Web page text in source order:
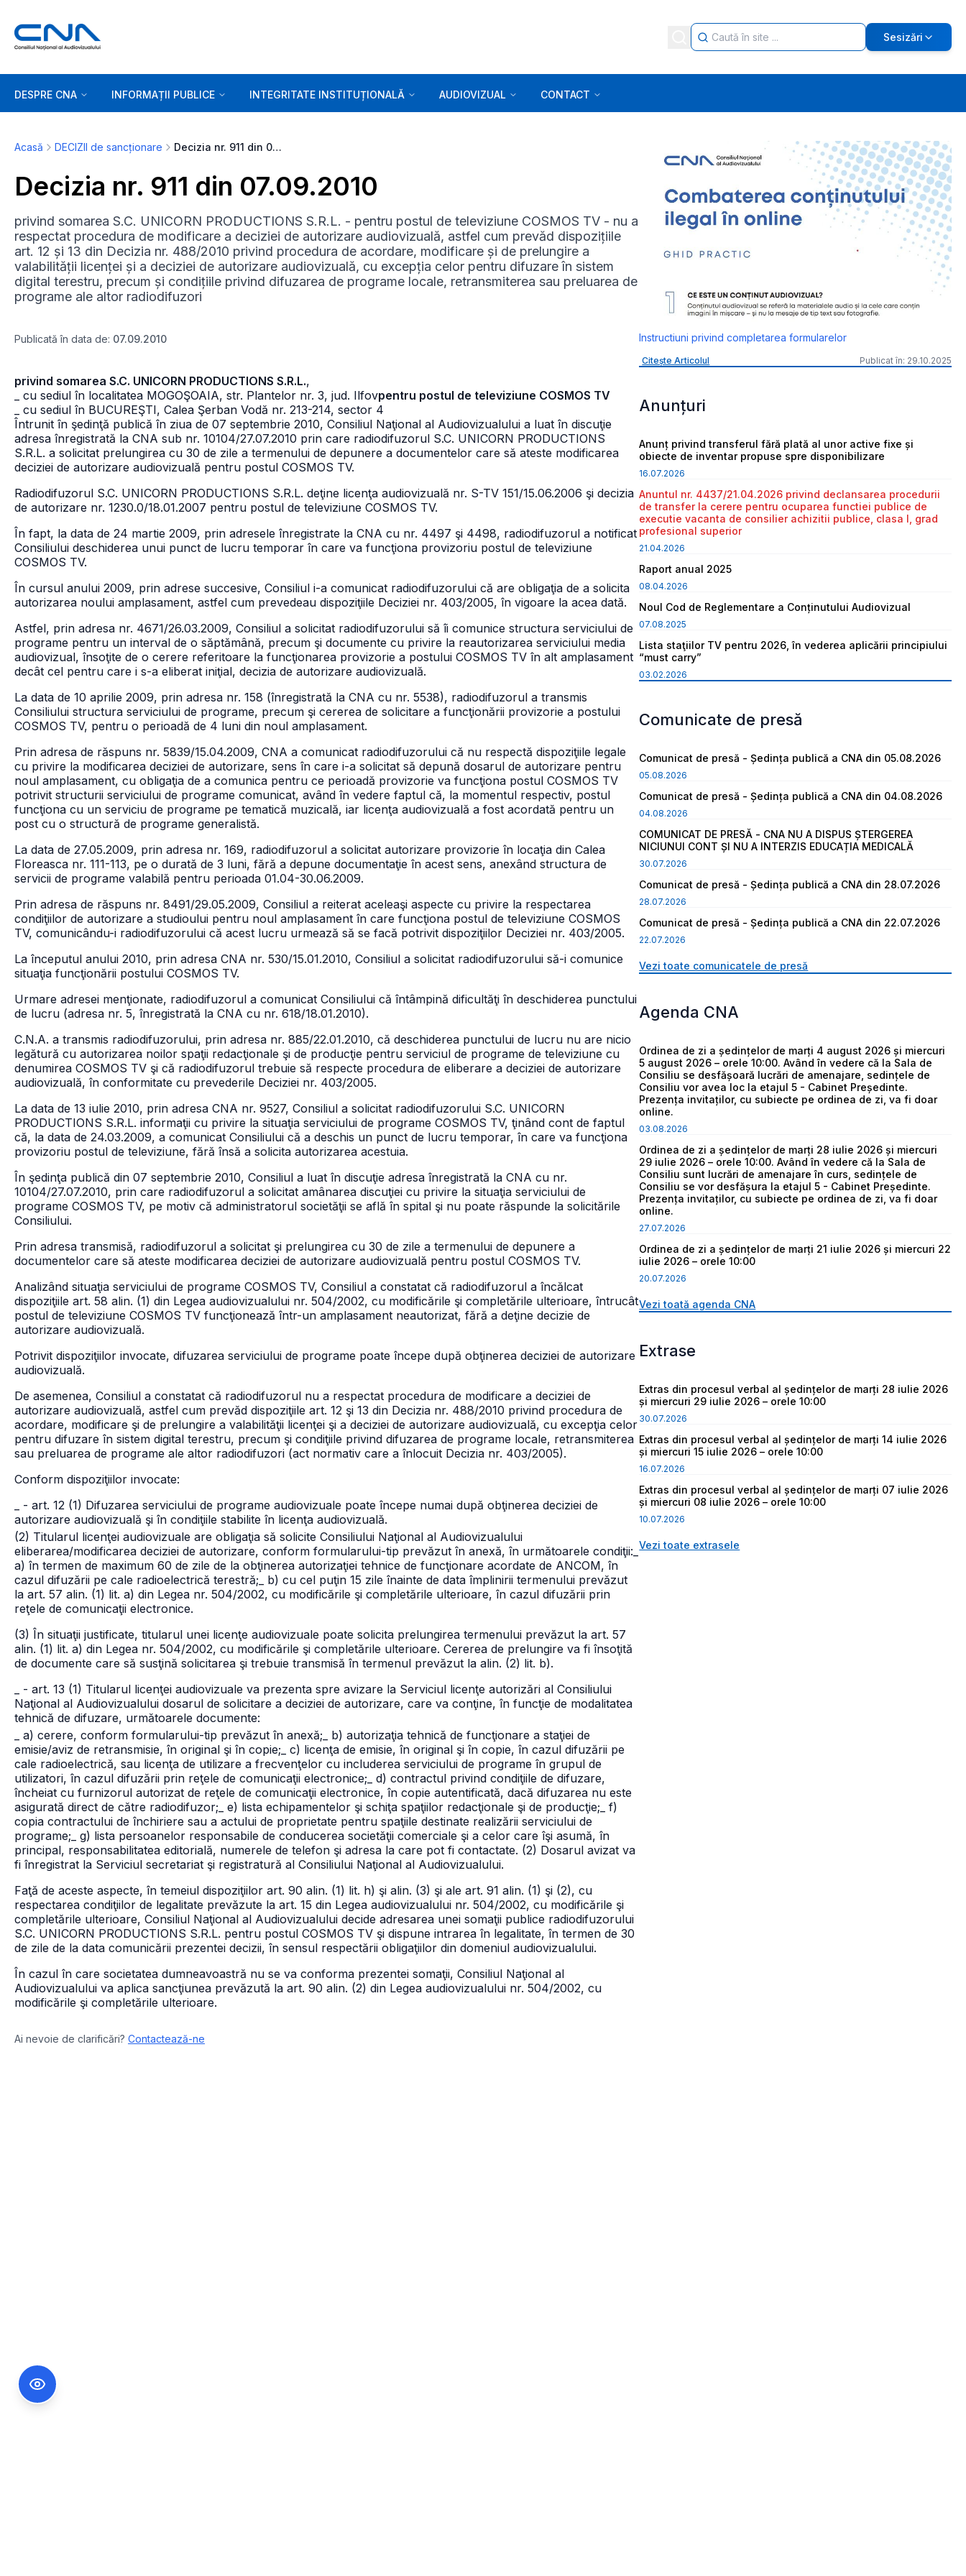
Sesizări
DESPRE CNA INFORMAȚII PUBLICE INTEGRITATE INSTITUȚIONALĂ AUDIOVIZUAL CONTACT
Acasă DECIZII de sancționare Decizia nr. 911 din 07.09.2010
Decizia nr. 911 din 07.09.2010
privind somarea S.C. UNICORN PRODUCTIONS S.R.L. - pentru postul de televiziune COSMOS TV - nu a
respectat procedura de modificare a deciziei de autorizare audiovizuală, astfel cum prevăd dispozițiile
art. 12 și 13 din Decizia nr. 488/2010 privind procedura de acordare, modificare și de prelungire a
valabilității licenței și a deciziei de autorizare audiovizuală, cu excepția celor pentru difuzare în sistem
digital terestru, precum și condițiile privind difuzarea de programe locale, retransmiterea sau preluarea de
programe ale altor radiodifuzori
Publicată în data de: 07.09.2010
privind somarea S.C. UNICORN PRODUCTIONS S.R.L.,
_ cu sediul în localitatea MOGOŞOAIA, str. Plantelor nr. 3, jud. Ilfovpentru postul de televiziune COSMOS TV
_ cu sediul în BUCUREŞTI, Calea Şerban Vodă nr. 213-214, sector 4
Întrunit în şedinţă publică în ziua de 07 septembrie 2010, Consiliul Naţional al Audiovizualului a luat în discuţie
adresa înregistrată la CNA sub nr. 10104/27.07.2010 prin care radiodifuzorul S.C. UNICORN PRODUCTIONS
S.R.L. a solicitat prelungirea cu 30 de zile a termenului de depunere a documentelor care să ateste modificarea
deciziei de autorizare audiovizuală pentru postul COSMOS TV.
Radiodifuzorul S.C. UNICORN PRODUCTIONS S.R.L. deţine licenţa audiovizuală nr. S-TV 151/15.06.2006 şi decizia
de autorizare nr. 1230.0/18.01.2007 pentru postul de televiziune COSMOS TV.
În fapt, la data de 24 martie 2009, prin adresele înregistrate la CNA cu nr. 4497 şi 4498, radiodifuzorul a notificat
Consiliului deschiderea unui punct de lucru temporar în care va funcţiona provizoriu postul de televiziune
COSMOS TV.
În cursul anului 2009, prin adrese succesive, Consiliul i-a comunicat radiodifuzorului că are obligaţia de a solicita
autorizarea noului amplasament, astfel cum prevedeau dispoziţiile Deciziei nr. 403/2005, în vigoare la acea dată.
Astfel, prin adresa nr. 4671/26.03.2009, Consiliul a solicitat radiodifuzorului să îi comunice structura serviciului de
programe pentru un interval de o săptămână, precum şi documente cu privire la reautorizarea serviciului media
audiovizual, însoţite de o cerere referitoare la funcţionarea provizorie a postului COSMOS TV în alt amplasament
decât cel pentru care i s-a eliberat iniţial, decizia de autorizare audiovizuală.
La data de 10 aprilie 2009, prin adresa nr. 158 (înregistrată la CNA cu nr. 5538), radiodifuzorul a transmis
Consiliului structura serviciului de programe, precum şi cererea de solicitare a funcţionării provizorie a postului
COSMOS TV, pentru o perioadă de 4 luni din noul amplasament.
Prin adresa de răspuns nr. 5839/15.04.2009, CNA a comunicat radiodifuzorului că nu respectă dispoziţiile legale
cu privire la modificarea deciziei de autorizare, sens în care i-a solicitat să depună dosarul de autorizare pentru
noul amplasament, cu obligaţia de a comunica pentru ce perioadă provizorie va funcţiona postul COSMOS TV
potrivit structurii serviciului de programe comunicat, având în vedere faptul că, la momentul respectiv, postul
funcţiona cu un serviciu de programe pe tematică muzicală, iar licenţa audiovizuală a fost acordată pentru un
post cu o structură de programe generalistă.
La data de 27.05.2009, prin adresa nr. 169, radiodifuzorul a solicitat autorizare provizorie în locaţia din Calea
Floreasca nr. 111-113, pe o durată de 3 luni, fără a depune documentaţie în acest sens, anexând structura de
servicii de programe valabilă pentru perioada 01.04-30.06.2009.
Prin adresa de răspuns nr. 8491/29.05.2009, Consiliul a reiterat aceleaşi aspecte cu privire la respectarea
condiţiilor de autorizare a studioului pentru noul amplasament în care funcţiona postul de televiziune COSMOS
TV, comunicându-i radiodifuzorului că acest lucru urmează să se facă potrivit dispoziţiilor Deciziei nr. 403/2005.
La începutul anului 2010, prin adresa CNA nr. 530/15.01.2010, Consiliul a solicitat radiodifuzorului să-i comunice
situaţia funcţionării postului COSMOS TV.
Urmare adresei menţionate, radiodifuzorul a comunicat Consiliului că întâmpină dificultăţi în deschiderea punctului
de lucru (adresa nr. 5, înregistrată la CNA cu nr. 618/18.01.2010).
C.N.A. a transmis radiodifuzorului, prin adresa nr. 885/22.01.2010, că deschiderea punctului de lucru nu are nicio
legătură cu autorizarea noilor spaţii redacţionale şi de producţie pentru serviciul de programe de televiziune cu
denumirea COSMOS TV şi că radiodifuzorul trebuie să respecte procedura de eliberare a deciziei de autorizare
audiovizuală, în conformitate cu prevederile Deciziei nr. 403/2005.
La data de 13 iulie 2010, prin adresa CNA nr. 9527, Consiliul a solicitat radiodifuzorului S.C. UNICORN
PRODUCTIONS S.R.L. informaţii cu privire la situaţia serviciului de programe COSMOS TV, ţinând cont de faptul
că, la data de 24.03.2009, a comunicat Consiliului că a deschis un punct de lucru temporar, în care va funcţiona
provizoriu postul de televiziune, fără însă a solicita autorizarea acestuia.
În şedinţa publică din 07 septembrie 2010, Consiliul a luat în discuţie adresa înregistrată la CNA cu nr.
10104/27.07.2010, prin care radiodifuzorul a solicitat amânarea discuţiei cu privire la situaţia serviciului de
programe COSMOS TV, pe motiv că administratorul societăţii se află în spital şi nu poate răspunde la solicitările
Consiliului.
Prin adresa transmisă, radiodifuzorul a solicitat şi prelungirea cu 30 de zile a termenului de depunere a
documentelor care să ateste modificarea deciziei de autorizare audiovizuală pentru postul COSMOS TV.
Analizând situaţia serviciului de programe COSMOS TV, Consiliul a constatat că radiodifuzorul a încălcat
dispoziţiile art. 58 alin. (1) din Legea audiovizualului nr. 504/2002, cu modificările şi completările ulterioare, întrucât
postul de televiziune COSMOS TV funcţionează într-un amplasament neautorizat, fără a deţine decizie de
autorizare audiovizuală.
Potrivit dispoziţiilor invocate, difuzarea serviciului de programe poate începe după obţinerea deciziei de autorizare
audiovizuală.
De asemenea, Consiliul a constatat că radiodifuzorul nu a respectat procedura de modificare a deciziei de
autorizare audiovizuală, astfel cum prevăd dispoziţiile art. 12 şi 13 din Decizia nr. 488/2010 privind procedura de
acordare, modificare şi de prelungire a valabilităţii licenţei şi a deciziei de autorizare audiovizuală, cu excepţia celor
pentru difuzare în sistem digital terestru, precum şi condiţiile privind difuzarea de programe locale, retransmiterea
sau preluarea de programe ale altor radiodifuzori (act normativ care a înlocuit Decizia nr. 403/2005).
Conform dispoziţiilor invocate:
_ - art. 12 (1) Difuzarea serviciului de programe audiovizuale poate începe numai după obţinerea deciziei de
autorizare audiovizuală şi în condiţiile stabilite în licenţa audiovizuală.
(2) Titularul licenţei audiovizuale are obligaţia să solicite Consiliului Naţional al Audiovizualului
eliberarea/modificarea deciziei de autorizare, conform formularului-tip prevăzut în anexă, în următoarele condiţii:
a) în termen de maximum 60 de zile de la obţinerea autorizaţiei tehnice de funcţionare acordate de ANCOM, în
cazul difuzării pe cale radioelectrică terestră; _ b) cu cel puţin 15 zile înainte de data împlinirii termenului prevăzut
la art. 57 alin. (1) lit. a) din Legea nr. 504/2002, cu modificările şi completările ulterioare, în cazul difuzării prin
reţele de comunicaţii electronice.
(3) În situaţii justificate, titularul unei licenţe audiovizuale poate solicita prelungirea termenului prevăzut la art. 57
alin. (1) lit. a) din Legea nr. 504/2002, cu modificările şi completările ulterioare. Cererea de prelungire va fi însoţită
de documente care să susţină solicitarea şi trebuie transmisă în termenul prevăzut la alin. (2) lit. b).
_ - art. 13 (1) Titularul licenţei audiovizuale va prezenta spre avizare la Serviciul licenţe autorizări al Consiliului
Naţional al Audiovizualului dosarul de solicitare a deciziei de autorizare, care va conţine, în funcţie de modalitatea
tehnică de difuzare, următoarele documente:
_ a) cerere, conform formularului-tip prevăzut în anexă; _ b) autorizaţia tehnică de funcţionare a staţiei de
emisie/aviz de retransmisie, în original şi în copie; _ c) licenţa de emisie, în original şi în copie, în cazul difuzării pe
cale radioelectrică, sau licenţa de utilizare a frecvenţelor cu includerea serviciului de programe în grupul de
utilizatori, în cazul difuzării prin reţele de comunicaţii electronice; _ d) contractul privind condiţiile de difuzare,
încheiat cu furnizorul autorizat de reţele de comunicaţii electronice, în copie autentificată, dacă difuzarea nu este
asigurată direct de către radiodifuzor; _ e) lista echipamentelor şi schiţa spaţiilor redacţionale şi de producţie; _ f)
copia contractului de închiriere sau a actului de proprietate pentru spaţiile destinate realizării serviciului de
programe; _ g) lista persoanelor responsabile de conducerea societăţii comerciale şi a celor care îşi asumă, în
principal, responsabilitatea editorială, numerele de telefon şi adresa la care pot fi contactate. (2) Dosarul avizat va
fi înregistrat la Serviciul secretariat şi registratură al Consiliului Naţional al Audiovizualului.
Faţă de aceste aspecte, în temeiul dispoziţiilor art. 90 alin. (1) lit. h) şi alin. (3) şi ale art. 91 alin. (1) şi (2), cu
respectarea condiţiilor de legalitate prevăzute la art. 15 din Legea audiovizualului nr. 504/2002, cu modificările şi
completările ulterioare, Consiliul Naţional al Audiovizualului decide adresarea unei somaţii publice radiodifuzorului
S.C. UNICORN PRODUCTIONS S.R.L. pentru postul COSMOS TV şi dispune intrarea în legalitate, în termen de 30
de zile de la data comunicării prezentei decizii, în sensul respectării obligaţiilor din domeniul audiovizualului.
În cazul în care societatea dumneavoastră nu se va conforma prezentei somaţii, Consiliul Naţional al
Audiovizualului va aplica sancţiunea prevăzută la art. 90 alin. (2) din Legea audiovizualului nr. 504/2002, cu
modificările şi completările ulterioare.
Ai nevoie de clarificări? Contactează-ne
Instructiuni privind completarea formularelor
Citește Articolul Publicat în: 29.10.2025
Anunțuri
Anunț privind transferul fără plată al unor active fixe și
obiecte de inventar propuse spre disponibilizare
16.07.2026
Anuntul nr. 4437/21.04.2026 privind declansarea procedurii
de transfer la cerere pentru ocuparea functiei publice de
executie vacanta de consilier achizitii publice, clasa I, grad
profesional superior
21.04.2026
Raport anual 2025
08.04.2026
Noul Cod de Reglementare a Conținutului Audiovizual
07.08.2025
Lista staţiilor TV pentru 2026, în vederea aplicării principiului
“must carry”
03.02.2026
Comunicate de presă
Comunicat de presă - Ședința publică a CNA din 05.08.2026
05.08.2026
Comunicat de presă - Ședința publică a CNA din 04.08.2026
04.08.2026
COMUNICAT DE PRESĂ - CNA NU A DISPUS ȘTERGEREA
NICIUNUI CONT ȘI NU A INTERZIS EDUCAȚIA MEDICALĂ
30.07.2026
Comunicat de presă - Ședința publică a CNA din 28.07.2026
28.07.2026
Comunicat de presă - Ședința publică a CNA din 22.07.2026
22.07.2026
Vezi toate comunicatele de presă
Agenda CNA
Ordinea de zi a ședințelor de marți 4 august 2026 și miercuri
5 august 2026 – orele 10:00. Având în vedere că la Sala de
Consiliu se desfășoară lucrări de amenajare, sedințele de
Consiliu vor avea loc la etajul 5 - Cabinet Președinte.
Prezența invitaților, cu subiecte pe ordinea de zi, va fi doar
online.
03.08.2026
Ordinea de zi a ședințelor de marți 28 iulie 2026 și miercuri
29 iulie 2026 – orele 10:00. Având în vedere că la Sala de
Consiliu sunt lucrări de amenajare în curs, sedințele de
Consiliu se vor desfășura la etajul 5 - Cabinet Președinte.
Prezența invitaților, cu subiecte pe ordinea de zi, va fi doar
online.
27.07.2026
Ordinea de zi a ședințelor de marți 21 iulie 2026 și miercuri 22
iulie 2026 – orele 10:00
20.07.2026
Vezi toată agenda CNA
Extrase
Extras din procesul verbal al ședințelor de marți 28 iulie 2026
și miercuri 29 iulie 2026 – orele 10:00
30.07.2026
Extras din procesul verbal al ședințelor de marți 14 iulie 2026
și miercuri 15 iulie 2026 – orele 10:00
16.07.2026
Extras din procesul verbal al ședințelor de marți 07 iulie 2026
și miercuri 08 iulie 2026 – orele 10:00
10.07.2026
Vezi toate extrasele